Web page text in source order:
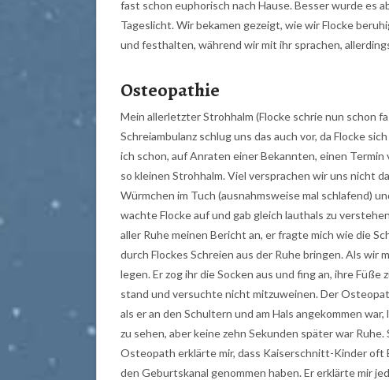
fast schon euphorisch nach Hause. Besser wurde es
Tageslicht. Wir bekamen gezeigt, wie wir Flocke
und festhalten, während wir mit ihr sprachen,
Osteopathie
Mein allerletzter Strohhalm (Flocke schrie nun schon
Schreiambulanz schlug uns das auch vor, da Flocke
ich schon, auf Anraten einer Bekannten, einen
so kleinen Strohhalm. Viel versprachen wir uns nicht
Würmchen im Tuch (ausnahmsweise mal schlafend)
wachte Flocke auf und gab gleich lauthals zu
aller Ruhe meinen Bericht an, er fragte mich wie die
durch Flockes Schreien aus der Ruhe bringen. Als wir
legen. Er zog ihr die Socken aus und fing an, ihre Füße
stand und versuchte nicht mitzuweinen. Der
als er an den Schultern und am Hals angekommen
zu sehen, aber keine zehn Sekunden später war
Osteopath erklärte mir, dass Kaiserschnitt-Kinder oft
den Geburtskanal genommen haben. Er erklärte mir